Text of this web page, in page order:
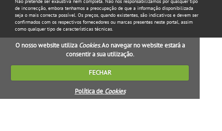
Não pretende ser exaustiva nem completa. Não nos responsabilizamos por qualquer tipo
de incorrecção, embora tenhamos a preocupação de que a informação disponibilizada
seja o mais correcta possível. Os preços, quando existentes, são indicativos e devem ser
confirmados com os respectivos fornecedores ou marcas presentes neste portal, assim
como qualquer tipo de características técnicas.
O nosso website utiliza Cookies. Ao navegar no website estará a
consentir a sua utilização.
FECHAR
Política de Cookies